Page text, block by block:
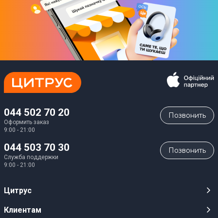
044 502 70 20
Оформить заказ
9:00 - 21:00
Позвонить
044 503 70 30
Служба поддержки
9:00 - 21:00
Позвонить
Цитрус
Карьера
Клиентам